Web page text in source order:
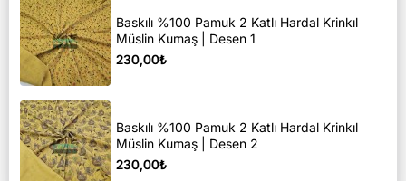
Baskılı %100 Pamuk 2 Katlı Hardal Krinkıl
Müslin Kumaş | Desen 1
230,00₺
Baskılı %100 Pamuk 2 Katlı Hardal Krinkıl
Müslin Kumaş | Desen 2
230,00₺